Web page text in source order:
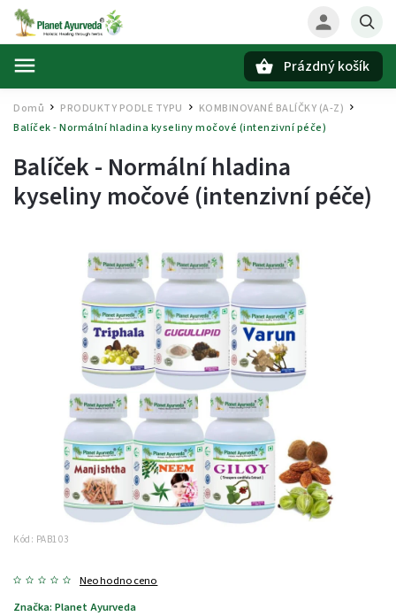
Prázdný košík
Domů / PRODUKTY PODLE TYPU KOMBINOVANÉ BALÍČKY (A-Z) /
Balíček - Normální hladina kyseliny močové (intenzivní péče)
Balíček - Normální hladina
kyseliny močové (intenzivní péče)
Kód: PAB103
Neohodnoceno
Značka: Planet Ayurveda